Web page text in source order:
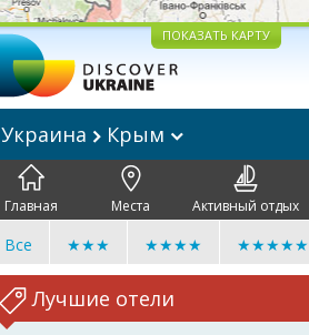
ПОКАЗАТЬ КАРТУ
Украина Крым
Главная Места Активный отдых
Все ★★★ ★★★★ ★★★★★
Лучшие отели